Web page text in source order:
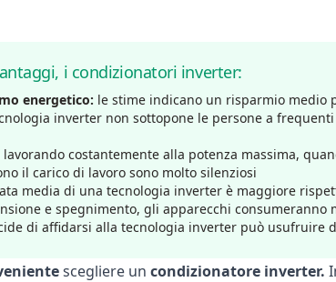
i condizionatori inverter:
energetico: le stime indicano un risparmio medio
inverter non sottopone le persone a
lavorando costantemente alla potenza massima,
il carico di lavoro sono molto silenziosi
media di una tecnologia inverter è maggiore
e spegnimento, gli apparecchi
di affidarsi alla tecnologia inverter può usufruire
scegliere un condizionatore inverter.